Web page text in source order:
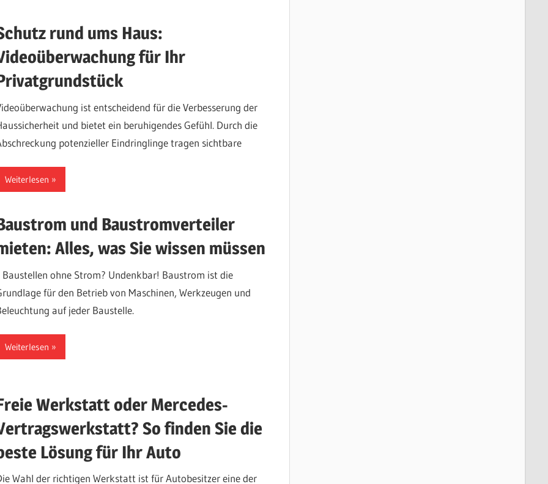
rund ums Haus:
für Ihr
ist entscheidend für die Verbesserung der
und bietet ein beruhigendes Gefühl. Durch die
potenzieller Eindringlinge tragen sichtbare
Weiterlesen
und Baustromverteiler
Alles, was Sie wissen müssen
ohne Strom? Undenkbar! Baustrom ist die
für den Betrieb von Maschinen, Werkzeugen und
auf jeder Baustelle.
Weiterlesen
Werkstatt oder Mercedes-
So finden Sie die
Lösung für Ihr Auto
Wahl der richtigen Werkstatt ist für Autobesitzer eine der